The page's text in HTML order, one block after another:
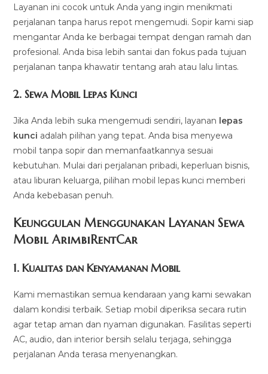
Layanan ini cocok untuk Anda yang ingin menikmati
perjalanan tanpa harus repot mengemudi. Sopir kami siap
mengantar Anda ke berbagai tempat dengan ramah dan
profesional. Anda bisa lebih santai dan fokus pada tujuan
perjalanan tanpa khawatir tentang arah atau lalu lintas.
2.Sewa Mobil Lepas Kunci
Jika Anda lebih suka mengemudi sendiri, layanan lepas
kunci adalah pilihan yang tepat. Anda bisa menyewa
mobil tanpa sopir dan memanfaatkannya sesuai
kebutuhan. Mulai dari perjalanan pribadi, keperluan bisnis,
atau liburan keluarga, pilihan mobil lepas kunci memberi
Anda kebebasan penuh.
Keunggulan Menggunakan Layanan Sewa
Mobil ArimbiRentCar
1.Kualitas dan Kenyamanan Mobil
Kami memastikan semua kendaraan yang kami sewakan
dalam kondisi terbaik. Setiap mobil diperiksa secara rutin
agar tetap aman dan nyaman digunakan. Fasilitas seperti
AC, audio, dan interior bersih selalu terjaga, sehingga
perjalanan Anda terasa menyenangkan.